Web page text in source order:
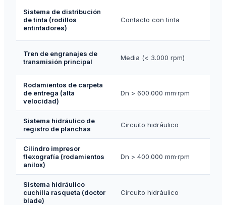
Sistema de distribución
de tinta (rodillos
entintadores)
Contacto con tinta
Tren de engranajes de
transmisión principal
Media (< 3.000 rpm)
Rodamientos de carpeta
de entrega (alta
velocidad)
Dn > 600.000 mm·rpm
Sistema hidráulico de
registro de planchas
Circuito hidráulico
Cilindro impresor
flexografía (rodamientos
anilox)
Dn > 400.000 mm·rpm
Sistema hidráulico
cuchilla rasqueta (doctor
blade)
Circuito hidráulico